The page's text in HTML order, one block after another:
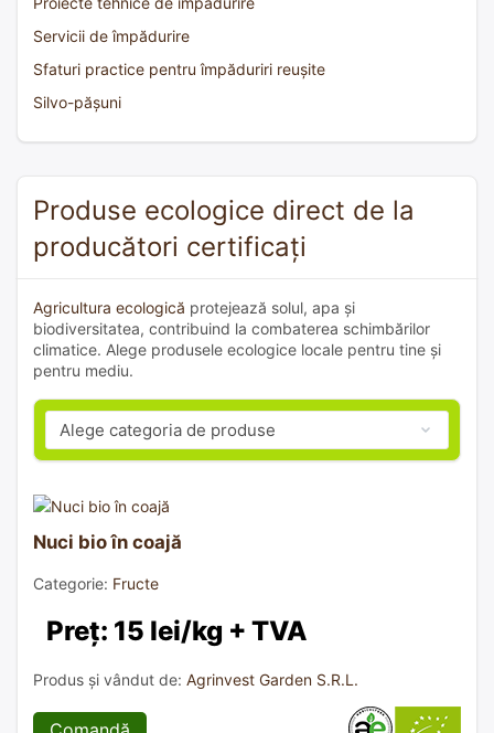
Servicii de împădurire
Sfaturi practice pentru împăduriri reușite
Silvo-pășuni
Produse ecologice direct de la
producători certificați
Agricultura ecologică protejează solul, apa și
biodiversitatea, contribuind la combaterea schimbărilor
climatice. Alege produsele ecologice locale pentru tine și
pentru mediu.
Nuci bio în coajă
Categorie: Fructe
Preț: 15 lei/kg + TVA
Produs și vândut de: Agrinvest Garden S.R.L.